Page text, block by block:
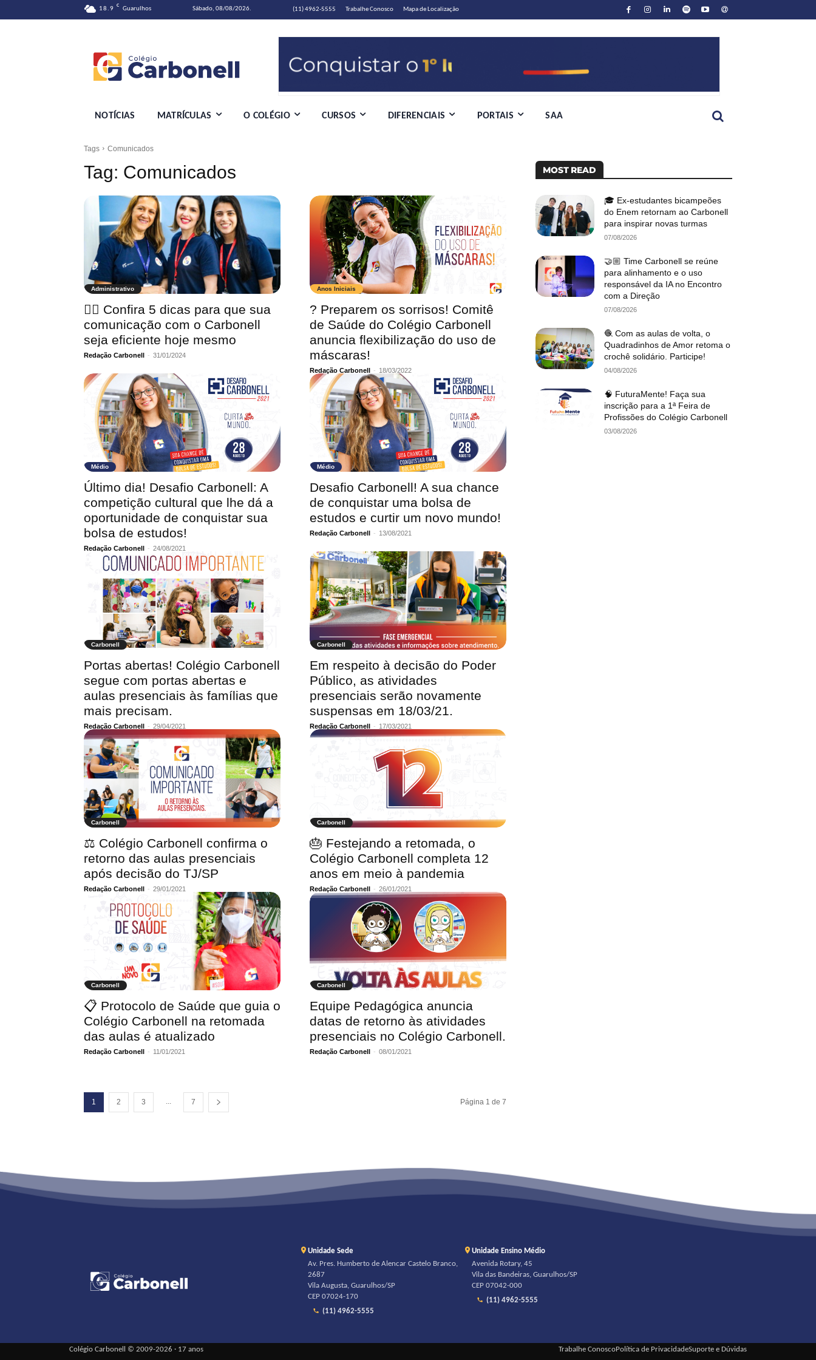
18.9 C Guarulhos Sábado, 08/08/2026. (11) 4962-5555 Trabalhe Conosco Mapa de Localização
NOTÍCIAS MATRÍCULAS O COLÉGIO CURSOS DIFERENCIAIS PORTAIS SAA
Tags Comunicados
Tag: Comunicados
Administrativo
🖐🏼 Confira 5 dicas para que sua
comunicação com o Carbonell
seja eficiente hoje mesmo
Redação Carbonell - 31/01/2024
Anos Iniciais
? Preparem os sorrisos! Comitê
de Saúde do Colégio Carbonell
anuncia flexibilização do uso de
máscaras!
Redação Carbonell - 18/03/2022
Médio
Último dia! Desafio Carbonell: A
competição cultural que lhe dá a
oportunidade de conquistar sua
bolsa de estudos!
Redação Carbonell - 24/08/2021
Médio
Desafio Carbonell! A sua chance
de conquistar uma bolsa de
estudos e curtir um novo mundo!
Redação Carbonell - 13/08/2021
Carbonell
Portas abertas! Colégio Carbonell
segue com portas abertas e
aulas presenciais às famílias que
mais precisam.
Redação Carbonell - 29/04/2021
Carbonell
Em respeito à decisão do Poder
Público, as atividades
presenciais serão novamente
suspensas em 18/03/21.
Redação Carbonell - 17/03/2021
Carbonell
⚖️ Colégio Carbonell confirma o
retorno das aulas presenciais
após decisão do TJ/SP
Redação Carbonell - 29/01/2021
Carbonell
🎂 Festejando a retomada, o
Colégio Carbonell completa 12
anos em meio à pandemia
Redação Carbonell - 26/01/2021
Carbonell
📋 Protocolo de Saúde que guia o
Colégio Carbonell na retomada
das aulas é atualizado
Redação Carbonell - 11/01/2021
Carbonell
Equipe Pedagógica anuncia
datas de retorno às atividades
presenciais no Colégio Carbonell.
Redação Carbonell - 08/01/2021
1 2 3 7 Página 1 de 7
MOST READ
🎓 Ex-estudantes bicampeões
do Enem retornam ao Carbonell
para inspirar novas turmas
07/08/2026
🤝🏼 Time Carbonell se reúne
para alinhamento e o uso
responsável da IA no Encontro
com a Direção
07/08/2026
🧶 Com as aulas de volta, o
Quadradinhos de Amor retoma o
crochê solidário. Participe!
04/08/2026
🧠 FuturaMente! Faça sua
inscrição para a 1ª Feira de
Profissões do Colégio Carbonell
03/08/2026
Unidade Sede
Av. Pres. Humberto de Alencar Castelo Branco,
2687
Vila Augusta, Guarulhos/SP
CEP 07024-170
(11) 4962-5555
Unidade Ensino Médio
Avenida Rotary, 45
Vila das Bandeiras, Guarulhos/SP
CEP 07042-000
(11) 4962-5555
Colégio Carbonell © 2009-2026 · 17 anos Trabalhe ConoscoPolítica de PrivacidadeSuporte e Dúvidas